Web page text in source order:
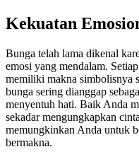
Kekuatan
Bunga telah lama dikenal
emosi yang mendalam.
memiliki makna simbolisnya
bunga sering dianggap
menyentuh hati. Baik Anda
sekadar mengungkapkan
memungkinkan Anda untuk
bermakna.